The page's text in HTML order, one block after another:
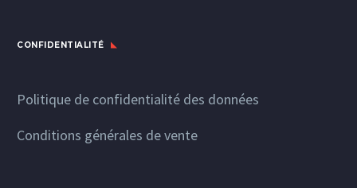
CONFIDENTIALITÉ
Politique de confidentialité des données
Conditions générales de vente